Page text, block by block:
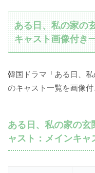
ある日、私の家の
キャスト画像付き
韓国ドラマ「ある日、
のキャスト一覧を画像付
ある日、私の家の玄
ャスト：メインキャ